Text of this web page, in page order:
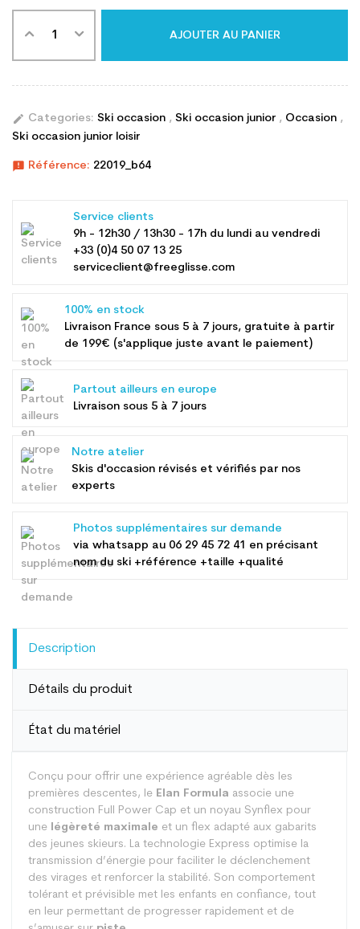
AJOUTER AU PANIER
edit Categories: Ski occasion , Ski occasion junior , Occasion ,
Ski occasion junior loisir
announcement Référence: 22019_b64
Service clients
9h - 12h30 / 13h30 - 17h du lundi au vendredi
+33 (0)4 50 07 13 25
serviceclient@freeglisse.com
100% en stock
Livraison France sous 5 à 7 jours, gratuite à partir
de 199€ (s'applique juste avant le paiement)
Partout ailleurs en europe
Livraison sous 5 à 7 jours
Notre atelier
Skis d'occasion révisés et vérifiés par nos
experts
Photos supplémentaires sur demande
via whatsapp au 06 29 45 72 41 en précisant
nom du ski +référence +taille +qualité
Description
Détails du produit
État du matériel
Conçu pour offrir une expérience agréable dès les
premières descentes, le Elan Formula associe une
construction Full Power Cap et un noyau Synflex pour
une légèreté maximale et un flex adapté aux gabarits
des jeunes skieurs. La technologie Express optimise la
transmission d’énergie pour faciliter le déclenchement
des virages et renforcer la stabilité. Son comportement
tolérant et prévisible met les enfants en confiance, tout
en leur permettant de progresser rapidement et de